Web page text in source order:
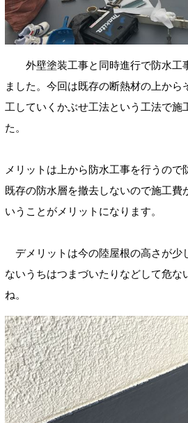
外壁塗装工事と同時進行で防水工
ました。今回は既存の断熱材の上から
工していくかぶせ工法という工法で施
た。
メリットは上から防水工事を行うので
既存の防水層を撤去しないので施工費
いうことがメリットになります。
デメリットは今の陸屋根の高さが少
ないうちはつまづいたりなどして危な
ね。